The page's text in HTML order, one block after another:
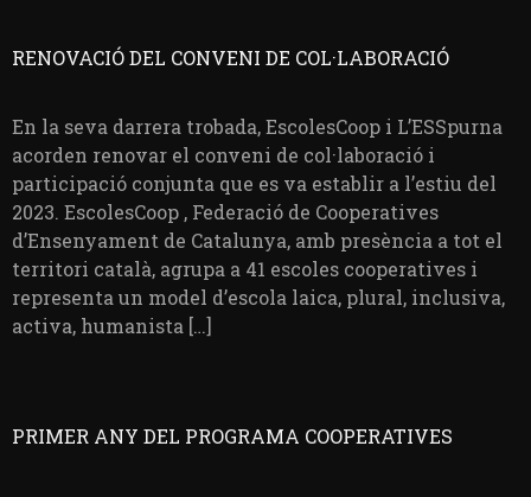
RENOVACIÓ DEL CONVENI DE COL·LABORACIÓ
En la seva darrera trobada, EscolesCoop i L’ESSpurna
acorden renovar el conveni de col·laboració i
participació conjunta que es va establir a l’estiu del
2023. EscolesCoop , Federació de Cooperatives
d’Ensenyament de Catalunya, amb presència a tot el
territori català, agrupa a 41 escoles cooperatives i
representa un model d’escola laica, plural, inclusiva,
activa, humanista […]
PRIMER ANY DEL PROGRAMA COOPERATIVES